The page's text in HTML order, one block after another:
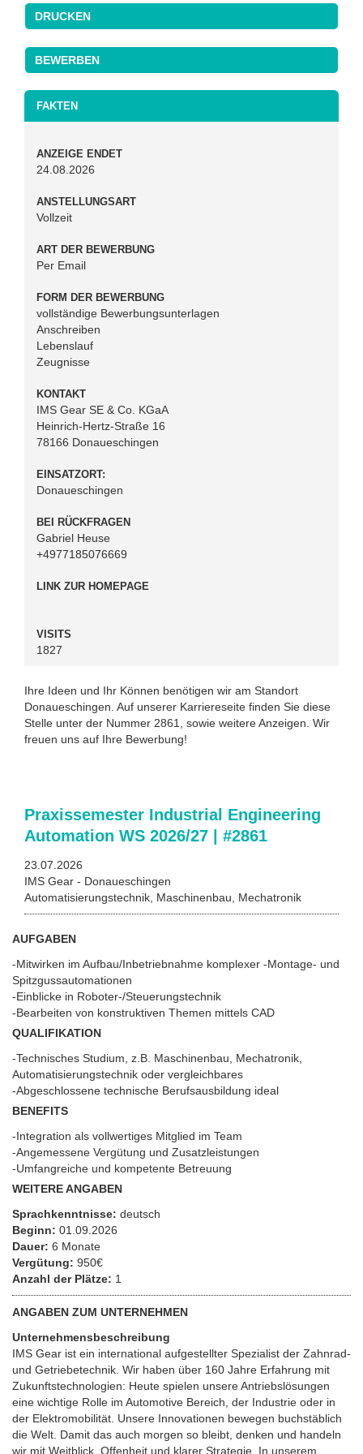
DRUCKEN
FAKTEN
ANZEIGE ENDET
24.08.2026
ANSTELLUNGSART
Vollzeit
ART DER BEWERBUNG
Per Email
FORM DER BEWERBUNG
vollständige Bewerbungsunterlagen
Anschreiben
Lebenslauf
Zeugnisse
KONTAKT
IMS Gear SE & Co. KGaA
Heinrich-Hertz-Straße 16
78166 Donaueschingen
EINSATZORT:
Donaueschingen
BEI RÜCKFRAGEN
Gabriel Heuse
+4977185076669
LINK ZUR HOMEPAGE
VISITS
1827
Ihre Ideen und Ihr Können benötigen wir am Standort
Donaueschingen. Auf unserer Karriereseite finden Sie diese
Stelle unter der Nummer 2861, sowie weitere Anzeigen. Wir
freuen uns auf Ihre Bewerbung!
Praxissemester Industrial Engineering
Automation WS 2026/27 | #2861
23.07.2026
IMS Gear - Donaueschingen
Automatisierungstechnik, Maschinenbau, Mechatronik
AUFGABEN
-Mitwirken im Aufbau/Inbetriebnahme komplexer -Montage- und
Spitzgussautomationen
-Einblicke in Roboter-/Steuerungstechnik
-Bearbeiten von konstruktiven Themen mittels CAD
QUALIFIKATION
-Technisches Studium, z.B. Maschinenbau, Mechatronik,
Automatisierungstechnik oder vergleichbares
-Abgeschlossene technische Berufsausbildung ideal
BENEFITS
-Integration als vollwertiges Mitglied im Team
-Angemessene Vergütung und Zusatzleistungen
-Umfangreiche und kompetente Betreuung
WEITERE ANGABEN
Sprachkenntnisse: deutsch
Beginn: 01.09.2026
Dauer: 6 Monate
Vergütung: 950€
Anzahl der Plätze: 1
ANGABEN ZUM UNTERNEHMEN
Unternehmensbeschreibung
IMS Gear ist ein international aufgestellter Spezialist der Zahnrad-
und Getriebetechnik. Wir haben über 160 Jahre Erfahrung mit
Zukunftstechnologien: Heute spielen unsere Antriebslösungen
eine wichtige Rolle im Automotive Bereich, der Industrie oder in
der Elektromobilität. Unsere Innovationen bewegen buchstäblich
die Welt. Damit das auch morgen so bleibt, denken und handeln
wir mit Weitblick, Offenheit und klarer Strategie. In unserem